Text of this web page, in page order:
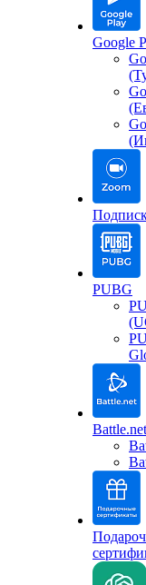
Google
PUBG
Battle.net